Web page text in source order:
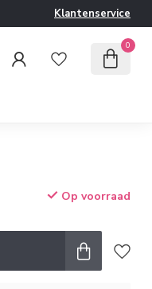
Klantenservice
0
Op voorraad